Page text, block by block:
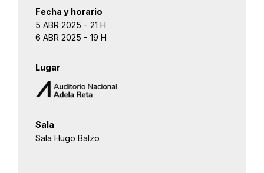
Fecha y horario
5 ABR 2025 - 21 H
6 ABR 2025 - 19 H
Lugar
Sala
Sala Hugo Balzo